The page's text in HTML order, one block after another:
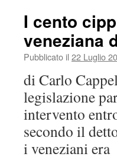
fiumi
di
di
storia
I cento
veneziana
Pubblicato il 22 Luglio
di Carlo
legislazione
intervento
secondo il
i veneziani